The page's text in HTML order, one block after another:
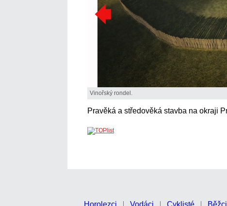
Vinořský rondel.
Pravěká a středověká stavba na okraji
Horolezci Vodáci Cyklisté Běžci